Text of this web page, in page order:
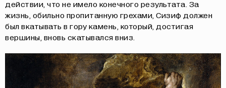
действии, что не имело конечного результата. За
жизнь, обильно пропитанную грехами, Сизиф должен
был вкатывать в гору камень, который, достигая
вершины, вновь скатывался вниз.